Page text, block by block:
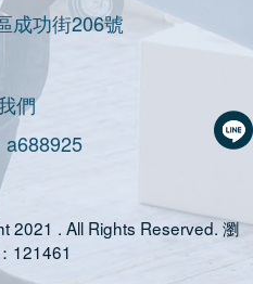
成功街206號
們
a688925
2021 . All Rights Reserved. 瀏
121461